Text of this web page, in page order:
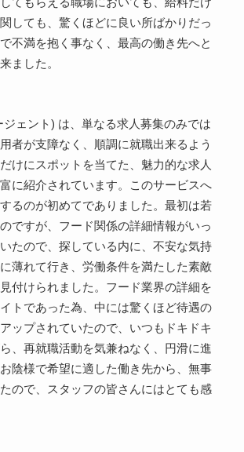
しても、驚くほどに良い所ばかりだっ
不満を抱く事なく、最高の働き先へと
ました。
ジェント) は、単なる求人募集のみでは
者が支障なく、順調に就職出来るよう
けにスポットを当てた、魅力的な求人
に紹介されています。このサービスへ
るのが初めてでありました。最初は若
ですが、フード関係の詳細情報がいっ
たので、探している内に、不安な気持
薄れて行き、労働条件を満たした素敵
付けられました。フード業界の詳細を
トであった為、中には驚くほど待遇の
ップされていたので、いつもドキドキ
、再就職活動を気兼ねなく、円滑に進
陰様で希望に適した働き先から、無事
ので、スタッフの皆さんにはとても感